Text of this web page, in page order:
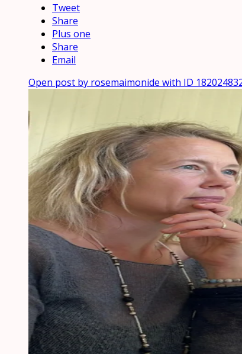
Tweet
Share
Plus one
Share
Email
Open post by rosemaimonide with ID